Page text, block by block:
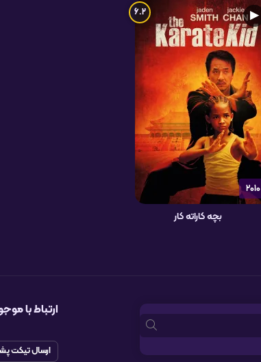
2010
▶
6.2
بچه کاراته کار
ارتباط با
ارسال تیکت